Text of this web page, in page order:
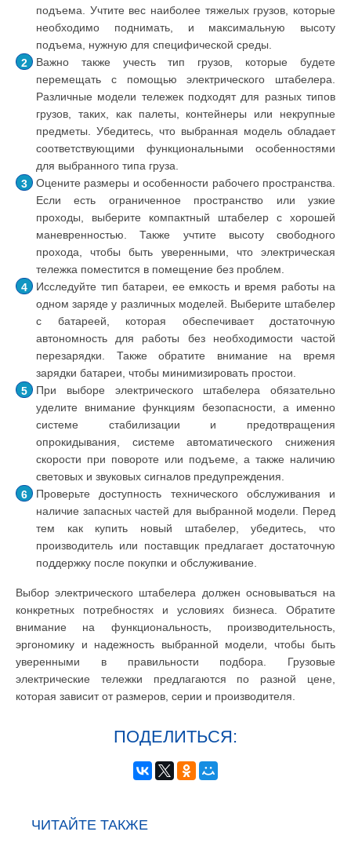
подъема. Учтите вес наиболее тяжелых грузов, которые
необходимо поднимать, и максимальную высоту
подъема, нужную для специфической среды.
Важно также учесть тип грузов, которые будете
перемещать с помощью электрического штабелера.
Различные модели тележек подходят для разных типов
грузов, таких, как палеты, контейнеры или некрупные
предметы. Убедитесь, что выбранная модель обладает
соответствующими функциональными особенностями
для выбранного типа груза.
Оцените размеры и особенности рабочего пространства.
Если есть ограниченное пространство или узкие
проходы, выберите компактный штабелер с хорошей
маневренностью. Также учтите высоту свободного
прохода, чтобы быть уверенными, что электрическая
тележка поместится в помещение без проблем.
Исследуйте тип батареи, ее емкость и время работы на
одном заряде у различных моделей. Выберите штабелер
с батареей, которая обеспечивает достаточную
автономность для работы без необходимости частой
перезарядки. Также обратите внимание на время
зарядки батареи, чтобы минимизировать простои.
При выборе электрического штабелера обязательно
уделите внимание функциям безопасности, а именно
системе стабилизации и предотвращения
опрокидывания, системе автоматического снижения
скорости при повороте или подъеме, а также наличию
световых и звуковых сигналов предупреждения.
Проверьте доступность технического обслуживания и
наличие запасных частей для выбранной модели. Перед
тем как купить новый штабелер, убедитесь, что
производитель или поставщик предлагает достаточную
поддержку после покупки и обслуживание.
Выбор электрического штабелера должен основываться на
конкретных потребностях и условиях бизнеса. Обратите
внимание на функциональность, производительность,
эргономику и надежность выбранной модели, чтобы быть
уверенными в правильности подбора. Грузовые
электрические тележки предлагаются по разной цене,
которая зависит от размеров, серии и производителя.
ПОДЕЛИТЬСЯ:
ЧИТАЙТЕ ТАКЖЕ